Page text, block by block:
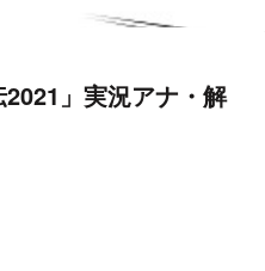
」実況アナ・解